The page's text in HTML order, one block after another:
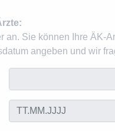
an. Sie können Ihre ÄK-
angeben und wir